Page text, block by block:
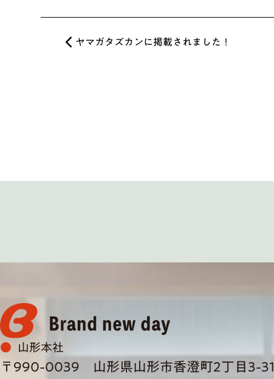
投稿ナビゲーション
ヤマガタズカンに掲載されました！
山形本社
〒990-0039 山形県山形市香澄町2丁目3-31